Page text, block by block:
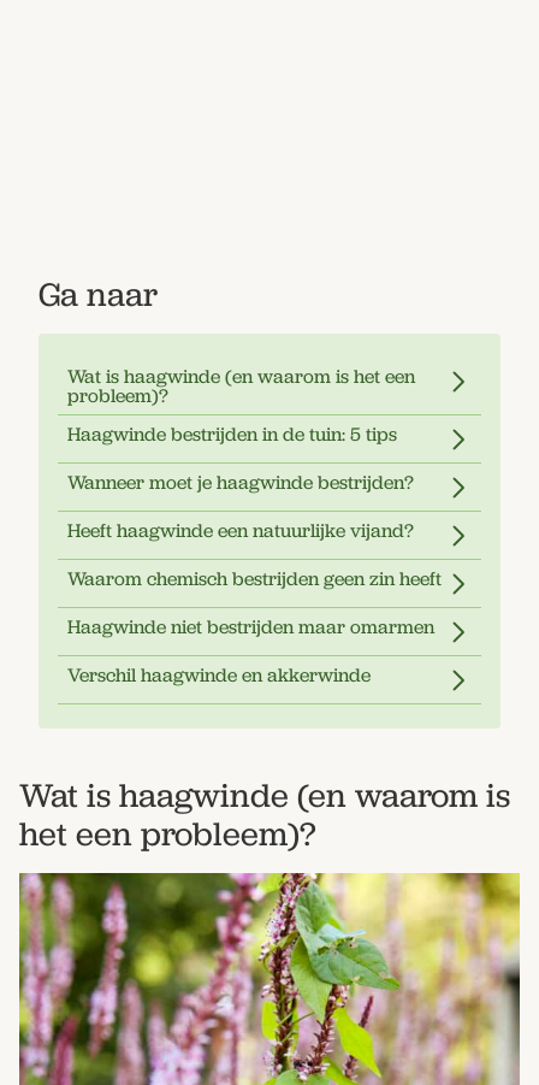
Ga naar
Wat is haagwinde (en waarom is het een
probleem)?
Haagwinde bestrijden in de tuin: 5 tips
Wanneer moet je haagwinde bestrijden?
Heeft haagwinde een natuurlijke vijand?
Waarom chemisch bestrijden geen zin heeft
Haagwinde niet bestrijden maar omarmen
Verschil haagwinde en akkerwinde
Wat is haagwinde (en waarom is
het een probleem)?